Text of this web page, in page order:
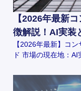
【2026年最新
徴解説！AI実装
【2026年最新】コ
ド 市場の現在地：